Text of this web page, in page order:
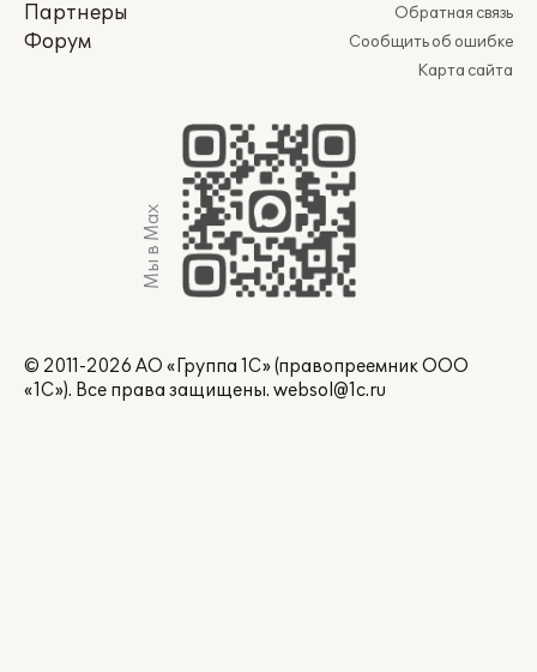
Партнеры
Форум
Обратная связь
Сообщить об ошибке
Карта сайта
Мы в Max
© 2011-2026 АО «Группа 1С» (правопреемник ООО
«1С»). Все права защищены. websol@1c.ru